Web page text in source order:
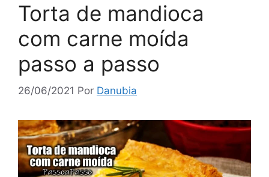
Torta de mandioca
com carne moída
passo a passo
26/06/2021 Por Danubia